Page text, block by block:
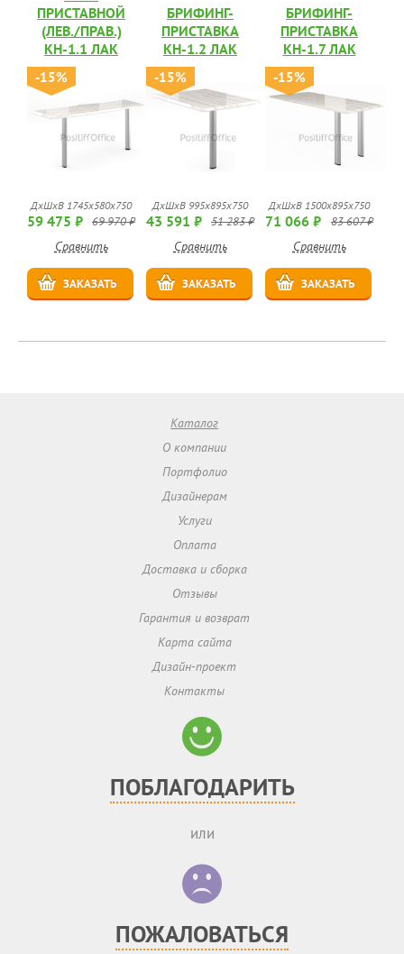
ПРИСТАВНОЙ
(ЛЕВ./ПРАВ.)
КН-1.1 ЛАК
-15%
ДхШхВ 1745х580х750
59 475 ₽ 69 970 ₽
Сравнить
ЗАКАЗАТЬ
БРИФИНГ-
ПРИСТАВКА
КН-1.2 ЛАК
-15%
ДхШхВ 995х895х750
43 591 ₽ 51 283 ₽
Сравнить
ЗАКАЗАТЬ
БРИФИНГ-
ПРИСТАВКА
КН-1.7 ЛАК
-15%
ДхШхВ 1500х895х750
71 066 ₽ 83 607 ₽
Сравнить
ЗАКАЗАТЬ
Каталог
О компании
Портфолио
Дизайнерам
Услуги
Оплата
Доставка и сборка
Отзывы
Гарантия и возврат
Карта сайта
Дизайн-проект
Контакты
ПОБЛАГОДАРИТЬ
или
ПОЖАЛОВАТЬСЯ